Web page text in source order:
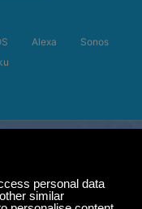
Alexa
Sonos